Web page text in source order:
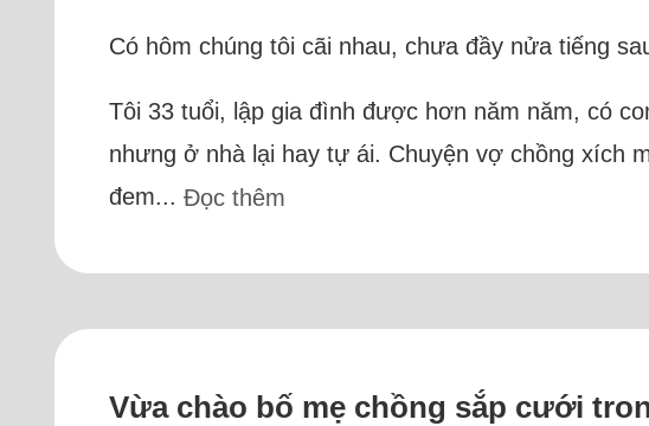
Có hôm chúng tôi cãi nhau, chưa đầy nửa tiếng
Tôi 33 tuổi, lập gia đình được hơn năm năm, có
nhưng ở nhà lại hay tự ái. Chuyện vợ chồng xích
đem...Đọc thêm
Vừa chào bố mẹ chồng sắp cưới